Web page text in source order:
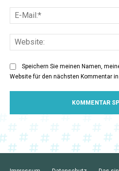
Speichern Sie meinen Namen,
Website für den nächsten Kommentar